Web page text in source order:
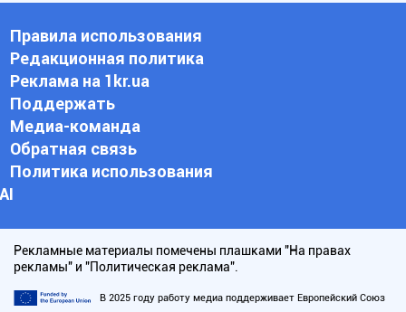
Правила использования
Редакционная политика
Реклама на 1kr.ua
Поддержать
Медиа-команда
Обратная связь
Политика использования
АI
Рекламные материалы помечены плашками "На правах
рекламы" и "Политическая реклама".
В 2025 году работу медиа поддерживает Европейский Союз